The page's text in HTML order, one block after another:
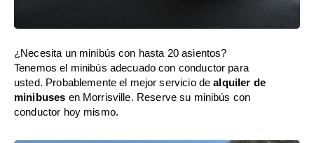
¿Necesita un minibús con hasta 20 asientos?
Tenemos el minibús adecuado con conductor para
usted. Probablemente el mejor servicio dealquiler de
minibuses en Morrisville. Reserve su minibús con
conductor hoy mismo.